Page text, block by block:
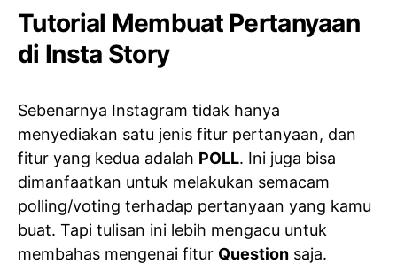
Tutorial Membuat Pertanyaan
di Insta Story
Sebenarnya Instagram tidak hanya
menyediakan satu jenis fitur pertanyaan, dan
fitur yang kedua adalah POLL. Ini juga bisa
dimanfaatkan untuk melakukan semacam
polling/voting terhadap pertanyaan yang kamu
buat. Tapi tulisan ini lebih mengacu untuk
membahas mengenai fitur Question saja.